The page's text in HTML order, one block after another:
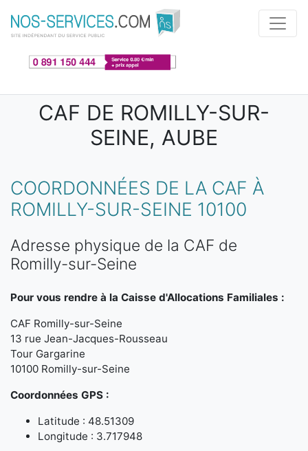
Aller au contenu principal
CAF DE ROMILLY-SUR-
SEINE, AUBE
COORDONNÉES DE LA CAF À
ROMILLY-SUR-SEINE 10100
Adresse physique de la CAF de
Romilly-sur-Seine
Pour vous rendre à la Caisse d'Allocations Familiales :
CAF Romilly-sur-Seine
13 rue Jean-Jacques-Rousseau
Tour Gargarine
10100 Romilly-sur-Seine
Coordonnées GPS :
Latitude : 48.51309
Longitude : 3.717948